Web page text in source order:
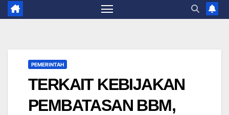
PEMERINTAH
TERKAIT KEBIJAKAN
PEMBATASAN BBM,